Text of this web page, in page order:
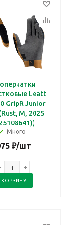
Leatt
GripR Junior
M, 2025
Много
₽/шт
КОРЗИНУ